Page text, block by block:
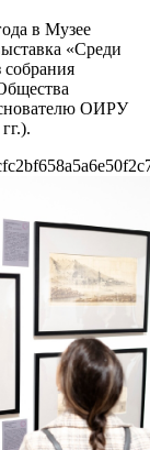
в Музее
«Среди
собрания
ОИРУ